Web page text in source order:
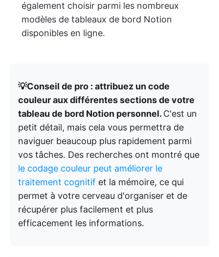
également choisir parmi les nombreux
modèles de tableaux de bord Notion
disponibles en ligne.
💡Conseil de pro : attribuez un code
couleur aux différentes sections de votre
tableau de bord Notion personnel. C'est un
petit détail, mais cela vous permettra de
naviguer beaucoup plus rapidement parmi
vos tâches. Des recherches ont montré que
le codage couleur peut améliorer le
traitement cognitif et la mémoire, ce qui
permet à votre cerveau d'organiser et de
récupérer plus facilement et plus
efficacement les informations.